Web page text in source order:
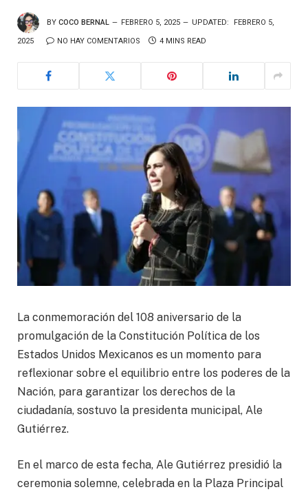
BY COCO BERNAL FEBRERO 5, 2025 UPDATED: FEBRERO 5,
2025 NO HAY COMENTARIOS 4 MINS READ
La conmemoración del 108 aniversario de la
promulgación de la Constitución Política de los
Estados Unidos Mexicanos es un momento para
reflexionar sobre el equilibrio entre los poderes de la
Nación, para garantizar los derechos de la
ciudadanía, sostuvo la presidenta municipal, Ale
Gutiérrez.
En el marco de esta fecha, Ale Gutiérrez presidió la
ceremonia solemne, celebrada en la Plaza Principal